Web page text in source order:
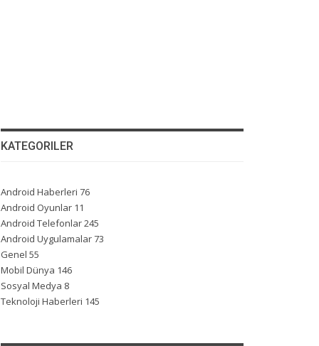
KATEGORILER
Android Haberleri 76
Android Oyunlar 11
Android Telefonlar245
Android Uygulamalar73
Genel 55
Mobil Dünya 146
Sosyal Medya 8
Teknoloji Haberleri 145